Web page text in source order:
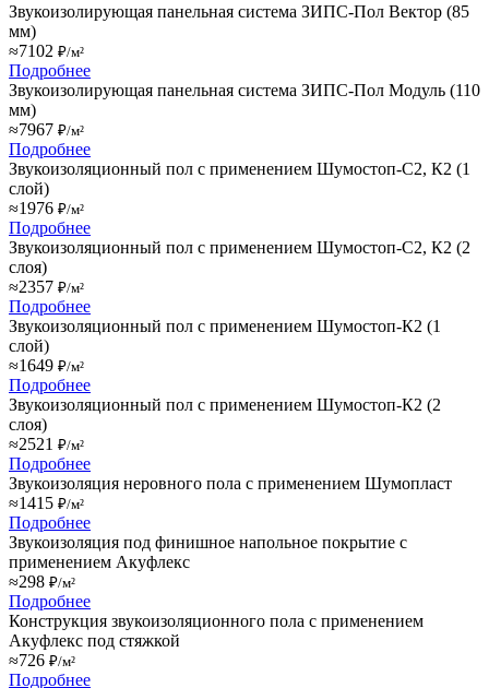
Звукоизолирующая панельная система ЗИПС-Пол Вектор (85
мм)
≈7102 ₽/м²
Подробнее
Звукоизолирующая панельная система ЗИПС-Пол Модуль (110
мм)
≈7967 ₽/м²
Подробнее
Звукоизоляционный пол с применением Шумостоп-С2, К2 (1
слой)
≈1976 ₽/м²
Подробнее
Звукоизоляционный пол с применением Шумостоп-С2, К2 (2
слоя)
≈2357 ₽/м²
Подробнее
Звукоизоляционный пол с применением Шумостоп-К2 (1
слой)
≈1649 ₽/м²
Подробнее
Звукоизоляционный пол с применением Шумостоп-К2 (2
слоя)
≈2521 ₽/м²
Подробнее
Звукоизоляция неровного пола с применением Шумопласт
≈1415 ₽/м²
Подробнее
Звукоизоляция под финишное напольное покрытие с
применением Акуфлекс
≈298 ₽/м²
Подробнее
Конструкция звукоизоляционного пола с применением
Акуфлекс под стяжкой
≈726 ₽/м²
Подробнее